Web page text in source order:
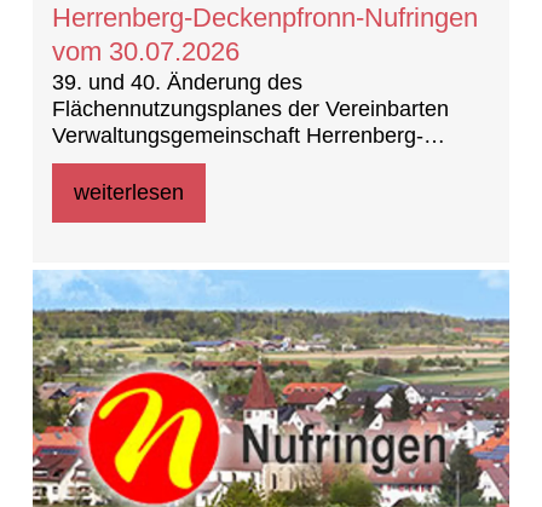
Herrenberg-Deckenpfronn-Nufringen
vom 30.07.2026
39. und 40. Änderung des
Flächennutzungsplanes der Vereinbarten
Verwaltungsgemeinschaft Herrenberg-
Deckenpfronn-Nufringen
weiterlesen